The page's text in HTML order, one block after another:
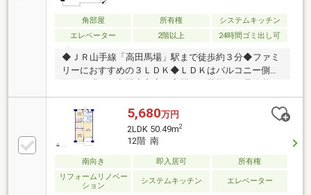
費用まで借りたい」 さまざまな条件下でのローンご
相談ください！◆「即！見学！」＆「車で送迎」サー
ビス実施
角部屋 所有権
システムキッチン
エレベーター
2階以上 24時間ゴミ出し可
◆ＪＲ山手線「高田馬場」駅まで徒歩約３分◆ファミ
リーにおすすめの３ＬＤＫ◆ＬＤＫはバルコニー側に
ペースとしてもご利用可能◆南東角部屋につき、陽当
たり・通風ともに良好◆お荷物の取り逃しを防いでく
れる宅配ボックス有【株式会社リビングライフ】創業
35年の信頼で未公開情報多数のリビングライフがご紹
介します。宅建士×FP×住宅ローンアドバイザーの資格
を併せ持つ『ライフ・エキスパート・プランナー』が
お客様の老後も見据えたライフプランを無料作成。お
気軽にご相談下さい！☆物件のお問合せは〈0120-502-
5,680万円
2LDK 50.49m2
12階 南
南向き 即入居可
所有権
リフォームリノベー
ション
システムキッチン エレベーター